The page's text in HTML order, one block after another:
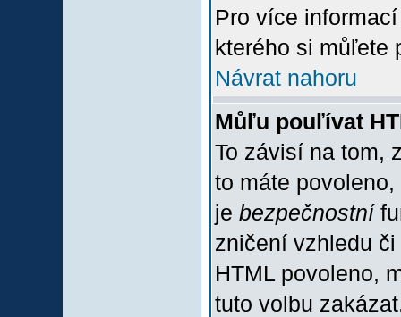
Pro více
kterého si můľete
Návrat nahoru
Můľu pouľívat
To závisí na tom,
to máte
je bezpečnostní
zničení vzhledu
HTML povoleno,
tuto volbu